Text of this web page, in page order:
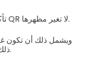
تأكد من أن المادة التي تضع عليها رموز QR لا تغير مظهرها.
ويشمل ذلك أن تكون
ذلك ، وتأكد من وضعها على سطح مستو.